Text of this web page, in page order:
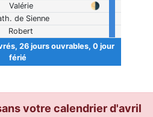
Valérie
🌗
de Sienne
Robert
26 jours ouvrables, 0 jour
férié
votre calendrier d'avril